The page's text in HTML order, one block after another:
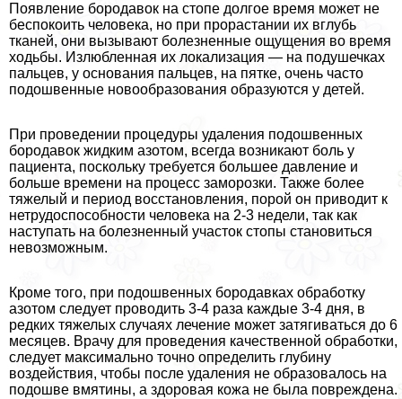
Появление бородавок на стопе долгое время может не
беспокоить человека, но при прорастании их вглубь
тканей, они вызывают болезненные ощущения во время
ходьбы. Излюбленная их локализация — на подушечках
пальцев, у основания пальцев, на пятке, очень часто
подошвенные новообразования образуются у детей.
При проведении процедуры удаления подошвенных
бородавок жидким азотом, всегда возникают боль у
пациента, поскольку требуется большее давление и
больше времени на процесс заморозки. Также более
тяжелый и период восстановления, порой он приводит к
нетрудоспособности человека на 2-3 недели, так как
наступать на болезненный участок стопы становиться
невозможным.
Кроме того, при подошвенных бородавках обработку
азотом следует проводить 3-4 раза каждые 3-4 дня, в
редких тяжелых случаях лечение может затягиваться до 6
месяцев. Врачу для проведения качественной обработки,
следует максимально точно определить глубину
воздействия, чтобы после удаления не образовалось на
подошве вмятины, а здоровая кожа не была повреждена.